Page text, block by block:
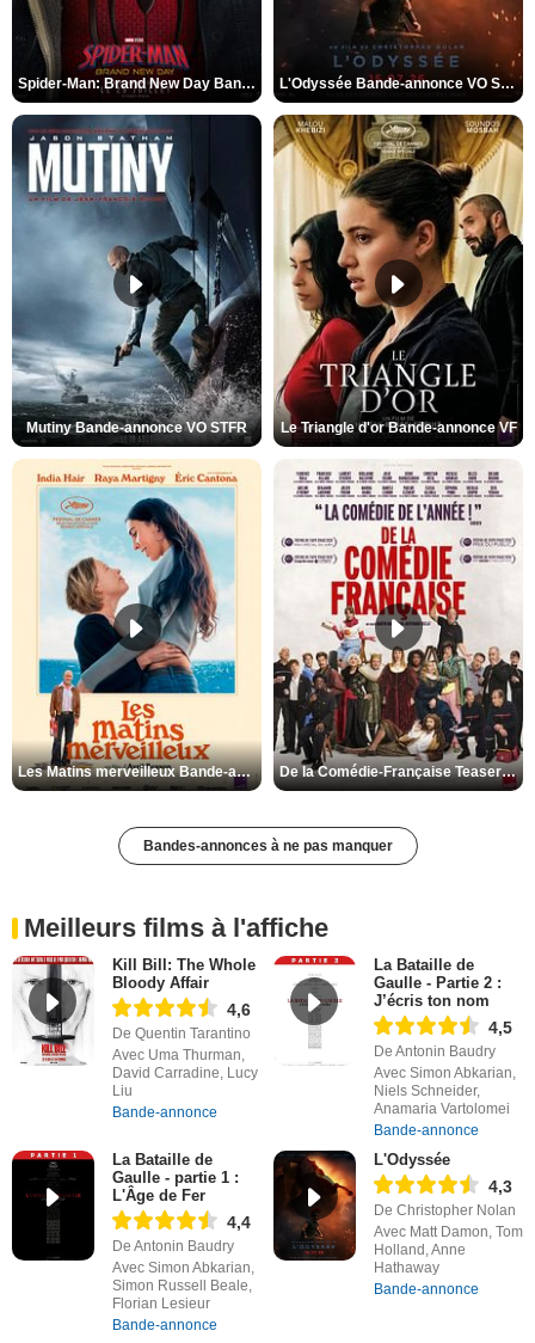
Spider-Man: Brand New Day Bande-annonce VO STFR L'Odyssée Bande-annonce VO STFR
Mutiny Bande-annonce VO STFR Le Triangle d'or Bande-annonce VF
Les Matins merveilleux Bande-annonce VF De la Comédie-Française Teaser VF
Bandes-annonces à ne pas manquer
Meilleurs films à l'affiche
Kill Bill: The Whole
Bloody Affair
4,6
De Quentin Tarantino
Avec Uma Thurman,
David Carradine, Lucy
Liu
Bande-annonce
La Bataille de
Gaulle - Partie 2 :
J’écris ton nom
4,5
De Antonin Baudry
Avec Simon Abkarian,
Niels Schneider,
Anamaria Vartolomei
Bande-annonce
La Bataille de
Gaulle - partie 1 :
L'Âge de Fer
4,4
De Antonin Baudry
Avec Simon Abkarian,
Simon Russell Beale,
Florian Lesieur
Bande-annonce
L'Odyssée
4,3
De Christopher Nolan
Avec Matt Damon, Tom
Holland, Anne
Hathaway
Bande-annonce